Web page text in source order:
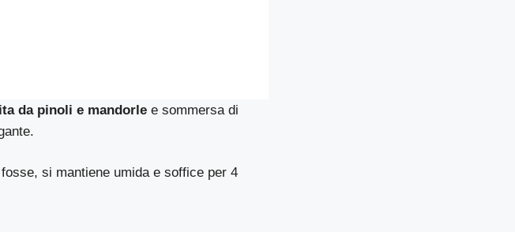
da pinoli e mandorle e sommersa di
si mantiene umida e soffice per 4